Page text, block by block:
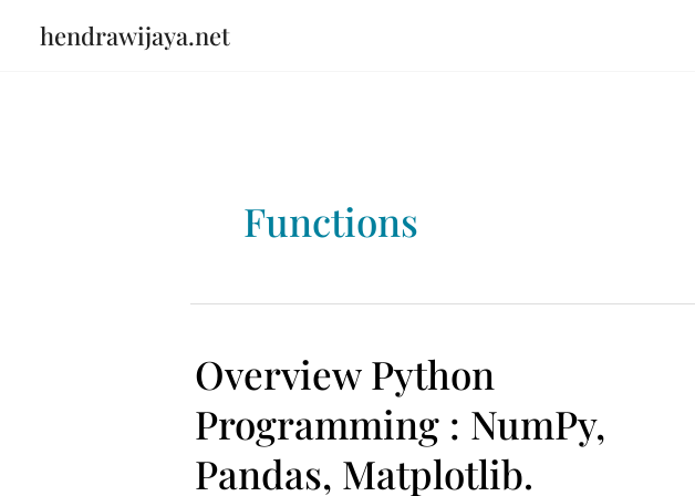
hendrawijaya.net
Functions
Overview Python
Programming : NumPy,
Pandas, Matplotlib.